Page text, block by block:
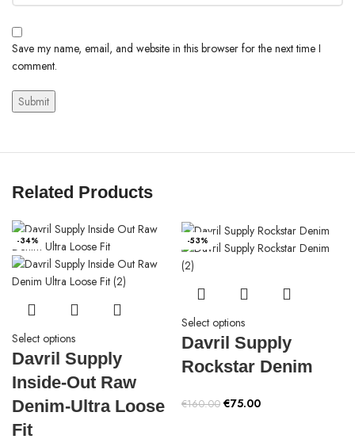
Save my name, email, and website in this browser for the next time I
comment.
Related Products
-34%
Select options
Davril Supply
Inside-Out Raw
Denim-Ultra Loose
Fit
-53%
Select options
Davril Supply
Rockstar Denim
€160.00 Original
€75.00Current